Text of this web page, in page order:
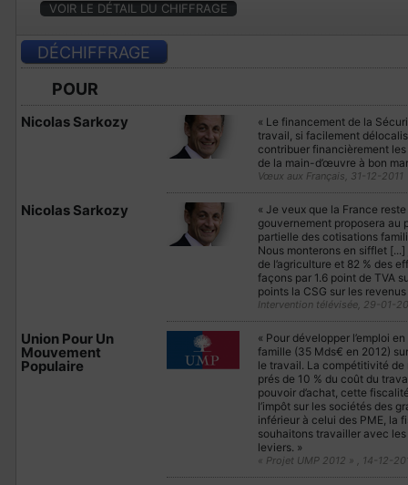
VOIR LE DÉTAIL DU CHIFFRAGE
DÉCHIFFRAGE
POUR
Nicolas Sarkozy
« Le financement de la
travail, si facilement
contribuer financièrement
de la main-d’œuvre à bon
Vœux aux Français, 31-12-2011
Nicolas Sarkozy
« Je veux que la France
gouvernement proposera au
partielle des cotisations
Nous monterons en sifflet
de l’agriculture et 82 % des
façons par 1.6 point de TVA
points la CSG sur les
Intervention télévisée, 29-01-
Union Pour Un
Mouvement
Populaire
« Pour développer l’emploi
famille (35 Mds€ en 2012)
le travail. La compétitivité de
prés de 10 % du coût du
pouvoir d’achat, cette
l’impôt sur les sociétés des
inférieur à celui des PME, la
souhaitons travailler avec
leviers. »
« Projet UMP 2012 » , 14-12-